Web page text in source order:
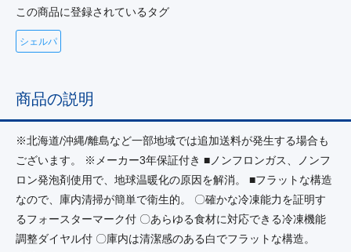
この商品に登録されているタグ
シェルパ
商品の説明
※北海道/沖縄/離島など一部地域では追加送料が発生する場合も
ございます。 ※メーカー3年保証付き ■ノンフロンガス、ノンフ
ロン発泡剤使用で、地球温暖化の原因を解消。 ■フラットな構造
なので、庫内清掃が簡単で衛生的。 〇確かな冷凍能力を証明す
るフォースターマーク付 〇あらゆる食材に対応できる冷凍機能
調整ダイヤル付 〇庫内は清潔感のある白でフラットな構造。